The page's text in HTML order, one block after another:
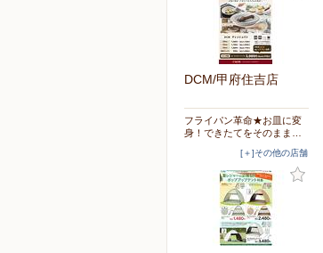
DCM/甲府住吉店
フライパン革命★お皿に変
身！できたてをそのまま…
[＋]その他の店舗